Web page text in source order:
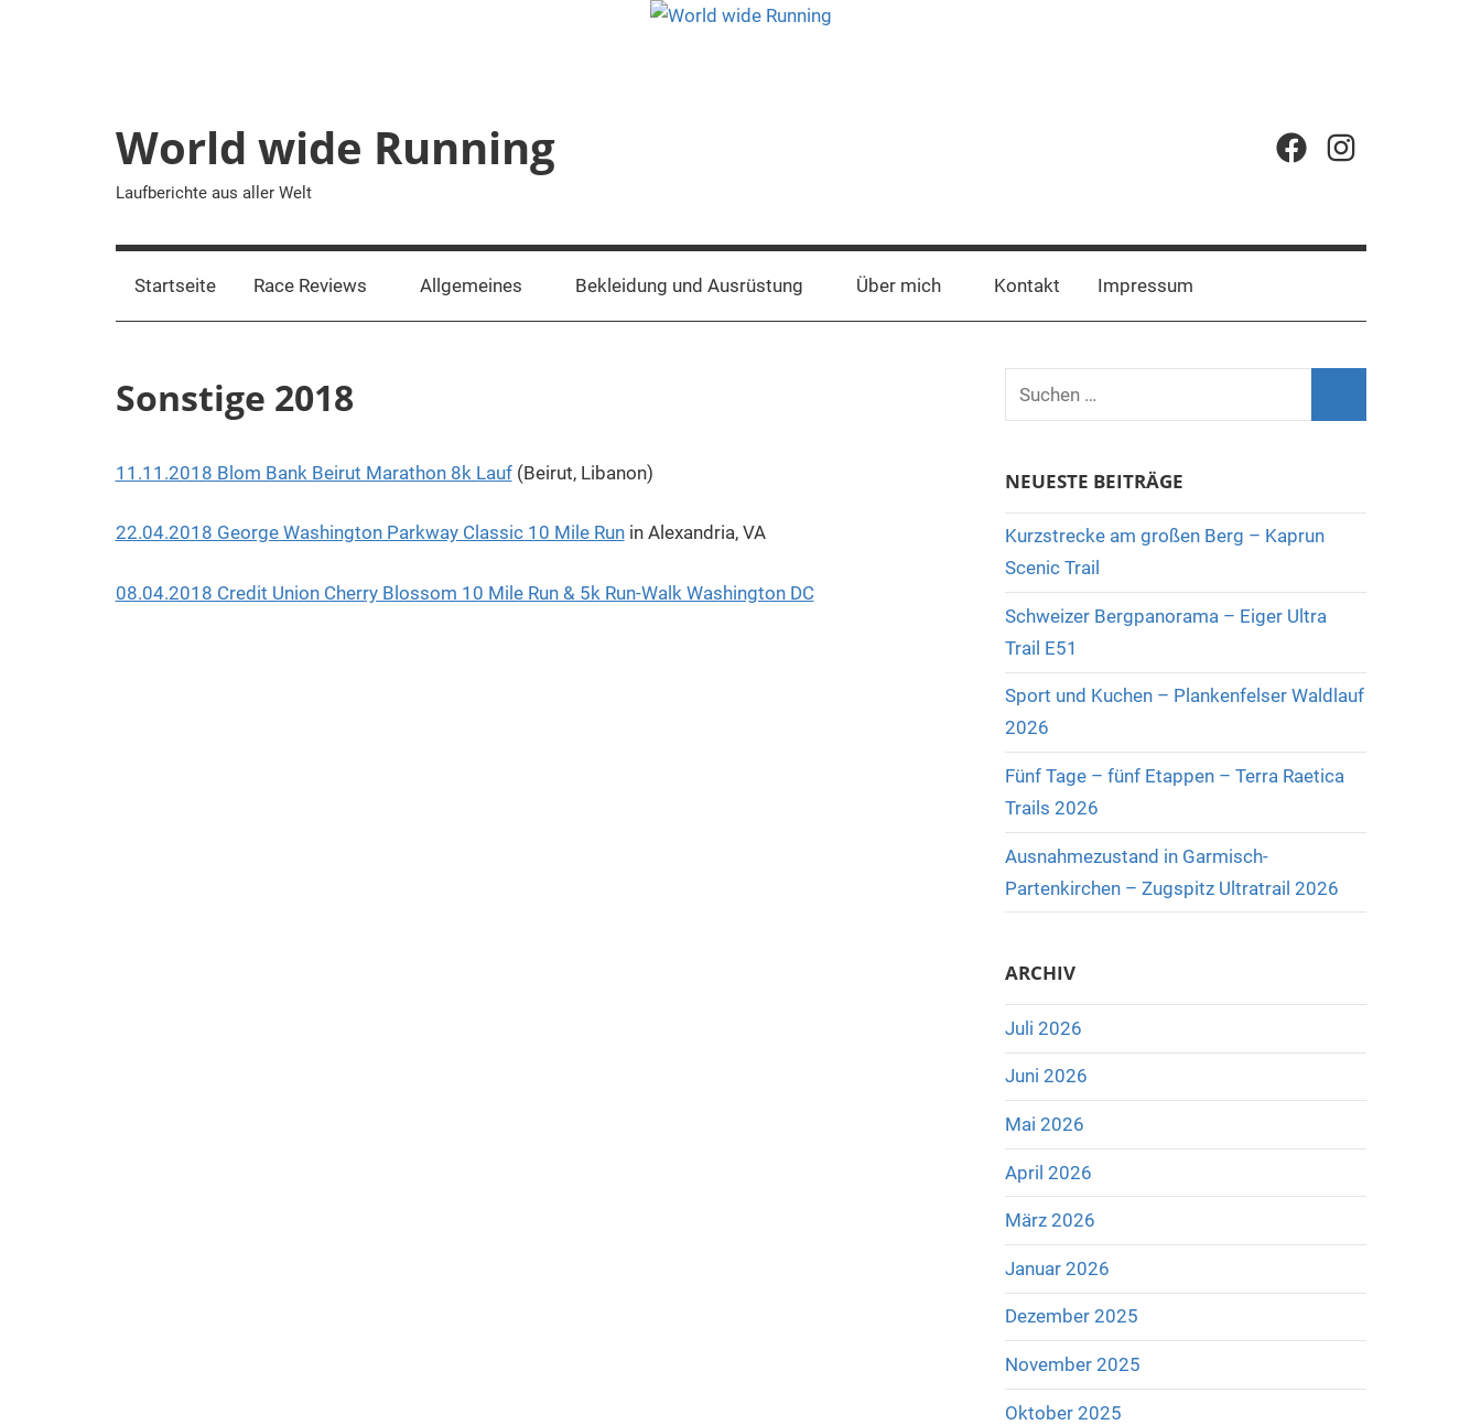
World wide Running
Laufberichte aus aller Welt
FacebookInstagram
Startseite Race Reviews Allgemeines Bekleidung und Ausrüstung Über mich Kontakt Impressum
Sonstige 2018
11.11.2018 Blom Bank Beirut Marathon 8k Lauf(Beirut, Libanon)
22.04.2018 George Washington Parkway Classic 10 Mile Runin Alexandria, VA
08.04.2018 Credit Union Cherry Blossom 10 Mile Run & 5k Run-Walk Washington DC
Suchen
nach:
NEUESTE BEITRÄGE
Kurzstrecke am großen Berg – Kaprun
Scenic Trail
Schweizer Bergpanorama – Eiger Ultra
Trail E51
Sport und Kuchen – Plankenfelser Waldlauf
2026
Fünf Tage – fünf Etappen – Terra Raetica
Trails 2026
Ausnahmezustand in Garmisch-
Partenkirchen – Zugspitz Ultratrail 2026
ARCHIV
Juli 2026
Juni 2026
Mai 2026
April 2026
März 2026
Januar 2026
Dezember 2025
November 2025
Oktober 2025